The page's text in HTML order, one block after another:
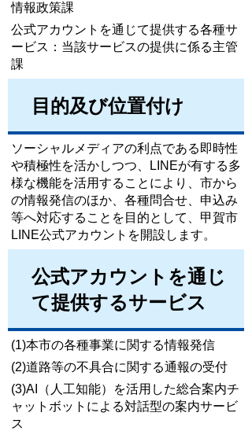
情報政策課
公式アカウントを通じて提供する各種サ
ービス：当該サービスの提供に係る主管
課
目的及び位置付け
ソーシャルメディアの利点である即時性
や積極性を活かしつつ、LINEが有する多
様な機能を活用することにより、市から
の情報発信のほか、各種問合せ、申込み
等へ対応することを目的として、甲賀市
LINE公式アカウントを開設します。
公式アカウントを通じ
て提供するサービス
(1)本市の各種事業に関する情報発信
(2)道路等の不具合に関する通報の受付
(3)AI（人工知能）を活用した総合案内チ
ャットボットによる対話型の案内サービ
ス